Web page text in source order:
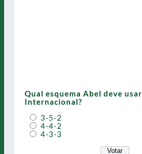
Qual esquema Abel deve
Internacional?
3-5-2
4-4-2
4-3-3